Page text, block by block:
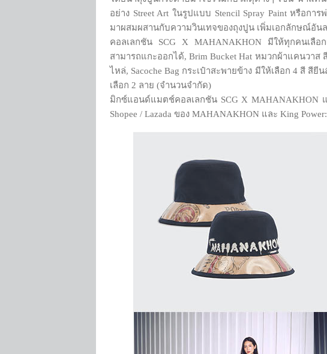
อย่าง Street Art ในรูปแบบ Stencil Spray Paint หรือก
มาผสมผสานกับความวินเทจของถุงปูน เพิ่มเอกลักษณ์อั
คอลเลกชัน SCG X MAHANAKHON มีให้ทุกคนเลือ
สามารถแกะออกได้, Brim Bucket Hat หมวกผ้าแคนวาส
ไหล่, Sacoche Bag กระเป๋าสะพายข้าง มีให้เลือก 4 สี สี
เลือก 2 ลาย (จำนวนจำกัด)
มิกซ์แอนด์แมตช์คอลเลกชัน SCG X
Shopee / Lazada ของ MAHANAKHON และ King